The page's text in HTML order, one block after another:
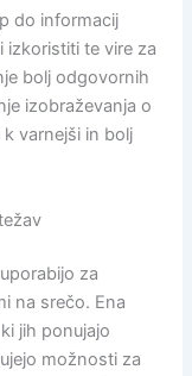
do informacij
izkoristiti te vire za
bolj odgovornih
izobraževanja o
varnejši in bolj
za
na srečo. Ena
jih ponujajo
možnosti za